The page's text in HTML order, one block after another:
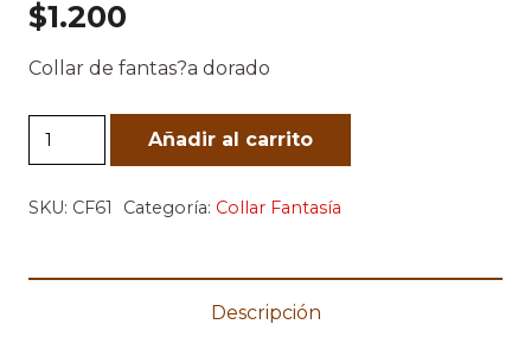
$1.200
Collar de fantas?a dorado
CF61
cantidad
Añadir al carrito
SKU: CF61 Categoría: Collar Fantasía
Descripción